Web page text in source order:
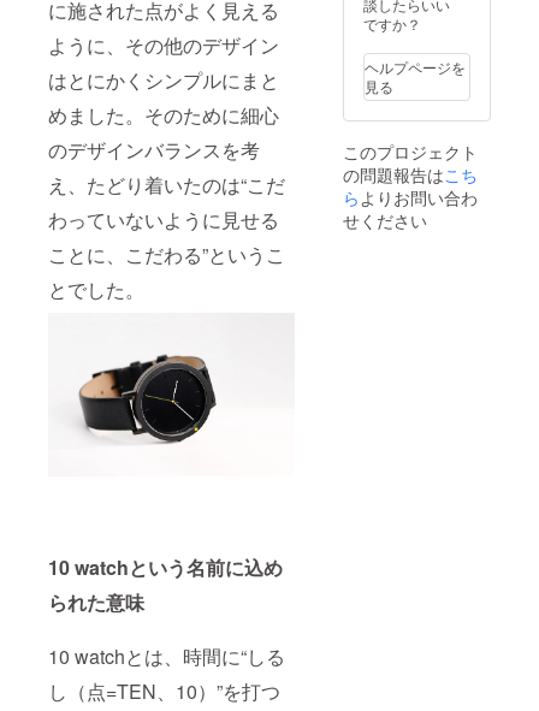
に施された点がよく見える
ように、その他のデザイン
はとにかくシンプルにまと
めました。そのために細心
のデザインバランスを考
え、たどり着いたのは“こだ
わっていないように見せる
ことに、こだわる”というこ
とでした。
10 watchという名前に込め
られた意味
10 watchとは、時間に“しる
し（点=TEN、10）”を打つ
格に送
む合計
金額に
対する
もので
況、製
上の都
合等に
より出
荷時期
る場合
があり
ます。
※価格に
ついて
ですか？
ヘルプページを
見る
このプロジェクト
の問題報告はこち
ら よりお問い合わ
せください